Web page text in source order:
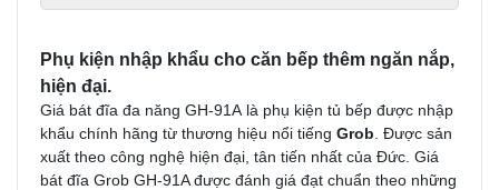
Phụ kiện nhập khẩu cho căn bếp thêm ngăn nắp,
hiện đại.
Giá bát đĩa đa năng GH-91A là phụ kiện tủ bếp được nhập
khẩu chính hãng từ thương hiệu nổi tiếng Grob . Được sản
xuất theo công nghệ hiện đại, tân tiến nhất của Đức. Giá
bát đĩa Grob GH-91A được đánh giá đạt chuẩn theo những